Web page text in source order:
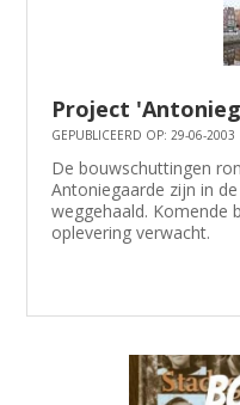
Project
GEPUBLICEERD OP: 29-06-2003
De bouwschuttingen
Antoniegaarde zijn in
weggehaald. Komende
oplevering verwacht.